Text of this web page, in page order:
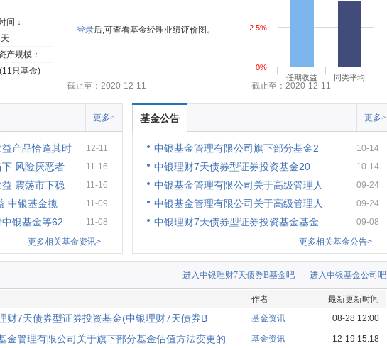
间：
产规模：
只基金)
登录后,可查看基金经理业绩评价图。
任期收益 同类平均
0%
2.5%
截止至：2020-12-11 截止至：2020-12-11
更多>
产品恰逢其时 12-11
风险厌恶者 11-16
震荡市下稳 11-16
中银基金揽 11-09
中银基金等62
11-08
更多相关基金资讯>
基金公告 更多>
中银基金管理有限公司旗下部分基金2 10-14
中银理财7天债券型证券投资基金20 10-14
中银基金管理有限公司关于高级管理人 09-24
中银基金管理有限公司关于高级管理人 09-24
中银理财7天债券型证券投资基金基金
09-08
更多相关基金公告>
进入中银基金公司吧
进入中银理财7天债券B基金吧
作者
最新更新时间
财7天债券型证券投资基金(中银理财7天债券B 基金资讯 08-28 12:00
金管理有限公司关于旗下部分基金估值方法变更的 基金资讯 12-19 15:18